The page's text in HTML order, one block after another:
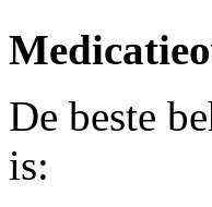
De beste
is: